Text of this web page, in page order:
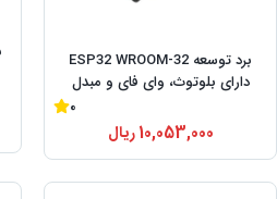
برد توسعه ESP32 WROOM-32
دارای بلوتوث، وای فای و مبدل
0
10,053,000ریال